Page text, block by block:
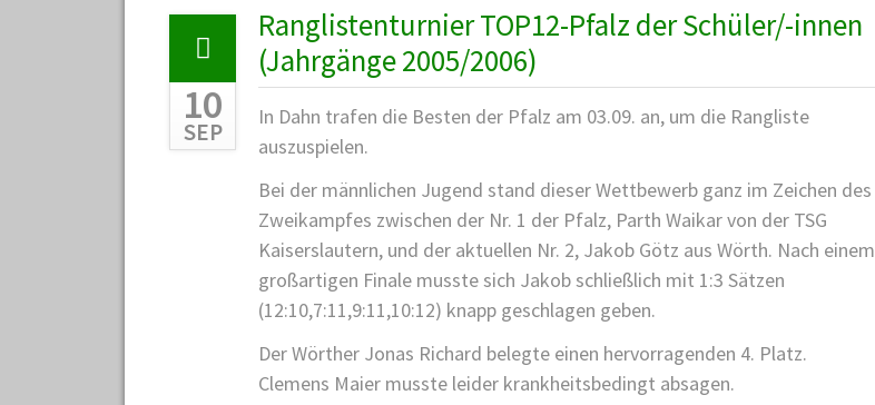
WÖRTH,
IST
DIE
NR.
PFALZ
IM
TISCHTENNIS
BEI
DEN
SCHÜLERN
C
Ranglistenturnier TOP12-Pfalz der Schüler/-innen
(Jahrgänge 2005/2006)
10
SEP
In Dahn trafen die Besten der Pfalz am 03.09. an, um die Rangliste
auszuspielen.
Bei der männlichen Jugend stand dieser Wettbewerb ganz im Zeichen des
Zweikampfes zwischen der Nr. 1 der Pfalz, Parth Waikar von der TSG
Kaiserslautern, und der aktuellen Nr. 2, Jakob Götz aus Wörth. Nach einem
großartigen Finale musste sich Jakob schließlich mit 1:3 Sätzen
(12:10,7:11,9:11,10:12) knapp geschlagen geben.
Der Wörther Jonas Richard belegte einen hervorragenden 4. Platz.
Clemens Maier musste leider krankheitsbedingt absagen.